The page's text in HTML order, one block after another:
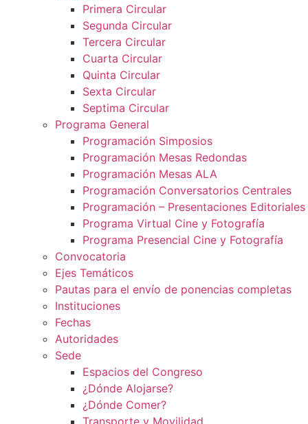
Primera Circular
Segunda Circular
Tercera Circular
Cuarta Circular
Quinta Circular
Sexta Circular
Septima Circular
Programa General
Programación Simposios
Programación Mesas Redondas
Programación Mesas ALA
Programación Conversatorios Centrales
Programación – Presentaciones Editoriales
Programa Virtual Cine y Fotografía
Programa Presencial Cine y Fotografía
Convocatoria
Ejes Temáticos
Pautas para el envío de ponencias completas
Instituciones
Fechas
Autoridades
Sede
Espacios del Congreso
¿Dónde Alojarse?
¿Dónde Comer?
Transporte y Movilidad